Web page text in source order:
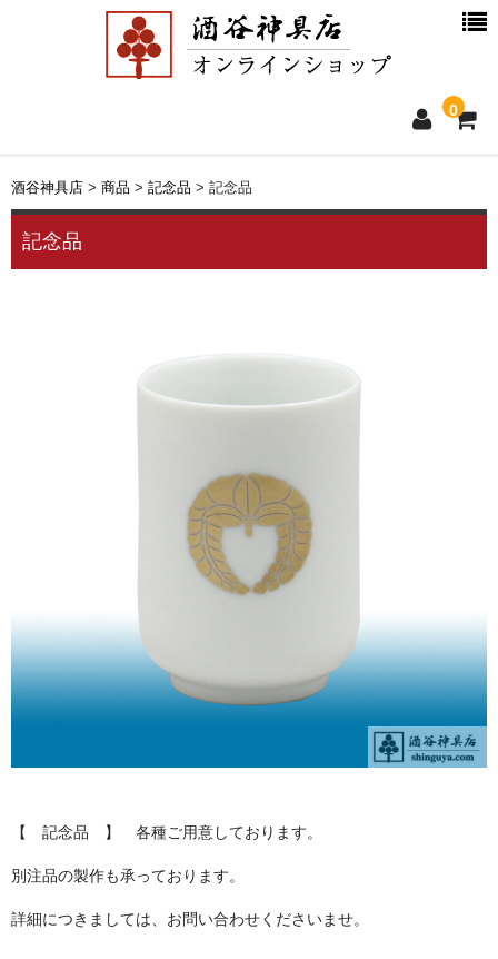
0
ホーム
別注品について
お問い合わせ
ユーザーログイン
酒谷神具店 > 商品 > 記念品 > 記念品
記念品
【 記念品 】 各種ご用意しております。
別注品の製作も承っております。
詳細につきましては、お問い合わせくださいませ。